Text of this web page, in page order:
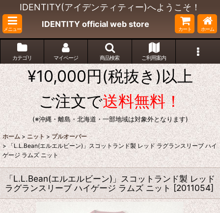
IDENTITY(アイデンティティー)へようこそ！
メニュー
IDENTITY official web store
カート ホーム
カテゴリ マイページ 商品検索 ご利用案内
¥10,000円(税抜き)以上
ご注文で送料無料！
(※沖縄・離島・北海道・一部地域は対象外となります)
ホーム > ニット > プルオーバー
> 「L.L.Bean(エルエルビーン)」スコットランド製 レッド ラグランスリーブ ハイ
ゲージ ラムズ ニット
「L.L.Bean(エルエルビーン)」スコットランド製 レッド
ラグランスリーブ ハイゲージ ラムズ ニット [2011054]